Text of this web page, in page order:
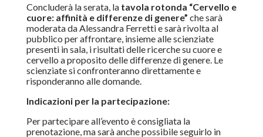
Concluderà la serata, la tavola rotonda “Cervello e
cuore: affinità e differenze di genere” che sarà
moderata da Alessandra Ferretti e sarà rivolta al
pubblico per affrontare, insieme alle scienziate
presenti in sala, i risultati delle ricerche su cuore e
cervello a proposito delle differenze di genere. Le
scienziate si confronteranno direttamente e
risponderanno alle domande.
Indicazioni per la partecipazione:
Per partecipare all’evento è consigliata la
prenotazione, ma sarà anche possibile seguirlo in